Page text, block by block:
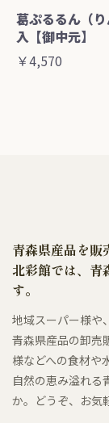
葛ぷるるん（
入【御中元】
￥4,570
青森県産品を販
北彩館では、青
す。
地域スーパー様や
青森県産品の卸売
様などへの食材や
自然の恵み溢れる
か。どうぞ、お気